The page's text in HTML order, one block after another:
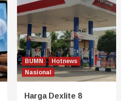
BUMN
Hotnews
Nasional
Harga Dexlite 8